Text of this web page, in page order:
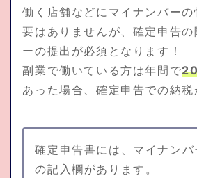
働く店舗などにマイナンバー
要はありませんが、確定申告
ーの提出が必須となります！
副業で働いている方は年間で
あった場合、確定申告での納税
確定申告書には、マイナンバ
の記入欄があります。